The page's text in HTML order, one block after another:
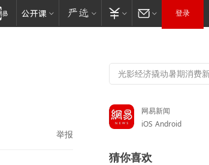
登录
举报
网易新闻
iOS Android
猜你喜欢